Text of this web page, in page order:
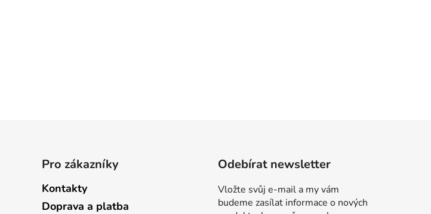
Pro zákazníky
Kontakty
Doprava a platba
Odebírat newsletter
Vložte svůj e-mail a my vám
budeme zasílat informace o nových